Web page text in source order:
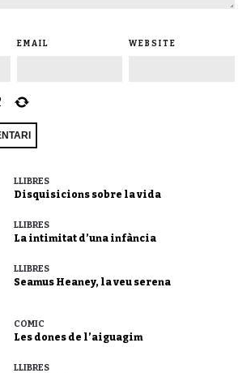
EMAIL WEBSITE
LLIBRES
Disquisicions sobre la vida
LLIBRES
La intimitat d’una infància
LLIBRES
Seamus Heaney, la veu serena
CÒMIC
Les dones de l’aiguagim
LLIBRES